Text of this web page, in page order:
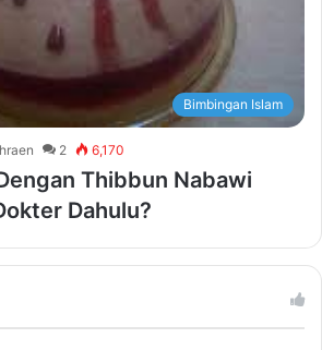
Bimbingan Islam
2 6,170
Thibbun Nabawi
Dahulu?